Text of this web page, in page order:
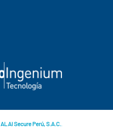
ALAI Secure Perú, S.A.C.